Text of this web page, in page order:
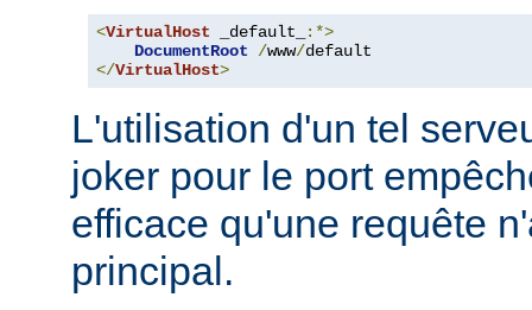
<VirtualHost _default_
:*>
DocumentRoot
/www/
</VirtualHost>
L'utilisation d'un tel
joker pour le port
efficace qu'une requête
principal.